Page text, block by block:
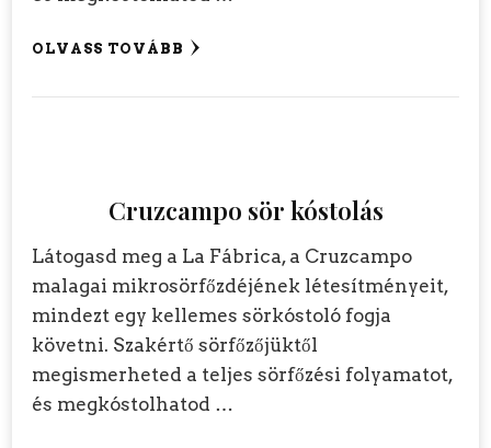
OLVASS TOVÁBB
Cruzcampo sör kóstolás
Látogasd meg a La Fábrica, a Cruzcampo
malagai mikrosörfőzdéjének létesítményeit,
mindezt egy kellemes sörkóstoló fogja
követni. Szakértő sörfőzőjüktől
megismerheted a teljes sörfőzési folyamatot,
és megkóstolhatod …